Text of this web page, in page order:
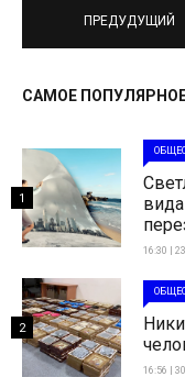
ПРЕДУДУЩИЙ
САМОЕ
16:30 |
1
16:56 |
2